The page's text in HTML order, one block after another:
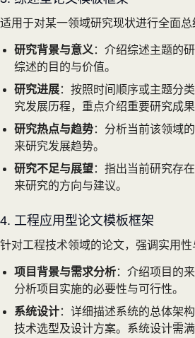
适用于对某一领域研究现状进行全面总
研究背景与意义 ：介绍综述主题的
综述的目的与价值。
研究进展：按照时间顺序或主题分
究发展历程，重点介绍重要研究成果
研究热点与趋势：分析当前该领域
来研究发展趋势。
研究不足与展望：指出当前研究存
来研究的方向与建议。
4. 工程应用型论文模板框架
针对工程技术领域的论文，强调实用性
项目背景与需求分析：介绍项目的
分析项目实施的必要性与可行性。
系统设计：详细描述系统的总体架
技术选型及设计方案。系统设计需